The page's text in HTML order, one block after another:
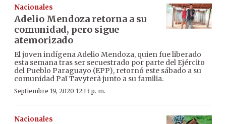
Nacionales
Adelio Mendoza retorna a su
comunidad, pero sigue
atemorizado
El joven indígena Adelio Mendoza, quien fue liberado
esta semana tras ser secuestrado por parte del Ejército
del Pueblo Paraguayo (EPP), retornó este sábado a su
comunidad Paĩ Tavyterã junto a su familia.
Septiembre 19, 2020 12:13 p. m.
Nacionales